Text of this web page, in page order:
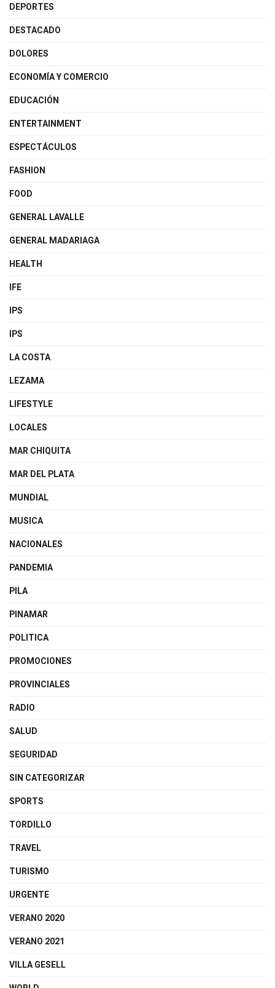
DEPORTES
DESTACADO
DOLORES
ECONOMÍA Y COMERCIO
EDUCACIÓN
ENTERTAINMENT
ESPECTÁCULOS
FASHION
FOOD
GENERAL LAVALLE
GENERAL MADARIAGA
HEALTH
IFE
IPS
IPS
LA COSTA
LEZAMA
LIFESTYLE
LOCALES
MAR CHIQUITA
MAR DEL PLATA
MUNDIAL
MUSICA
NACIONALES
PANDEMIA
PILA
PINAMAR
POLITICA
PROMOCIONES
PROVINCIALES
RADIO
SALUD
SEGURIDAD
SIN CATEGORIZAR
SPORTS
TORDILLO
TRAVEL
TURISMO
URGENTE
VERANO 2020
VERANO 2021
VILLA GESELL